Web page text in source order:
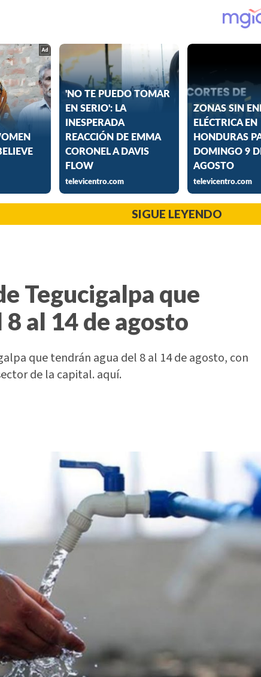
SIGUE LEYENDO
Tegucigalpa que
al 14 de agosto
que tendrán agua del 8 al 14 de agosto, con
de la capital. aquí.